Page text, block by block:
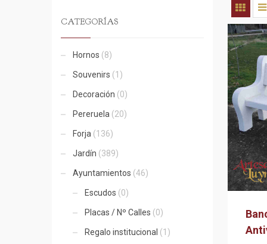
CATEGORÍAS
Hornos (8)
Souvenirs (1)
Decoración (0)
Pereruela (20)
Forja (136)
Jardín (389)
Ayuntamientos (46)
Escudos (0)
Placas / Nº Calles (0)
Regalo institucional (1)